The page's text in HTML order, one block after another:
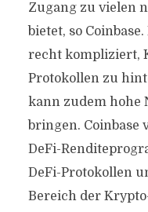
Zugang zu vielen
bietet, so
recht kompliziert,
Protokollen zu
kann zudem hohe
bringen.
DeFi-
DeFi-Protokollen
Bereich der